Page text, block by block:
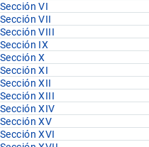
Sección VI
Sección VII
Sección VIII
Sección IX
Sección X
Sección XI
Sección XII
Sección XIII
Sección XIV
Sección XV
Sección XVI